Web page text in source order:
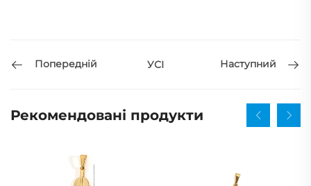
Попередній УСІ Наступний
Рекомендовані продукти